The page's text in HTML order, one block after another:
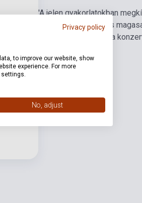
'A jelen gyakorlatokban
egyrészt a közép- és
megszerzett technika
Privacy policy
to improve our website, show
experience. For more
settings.
No, adjust